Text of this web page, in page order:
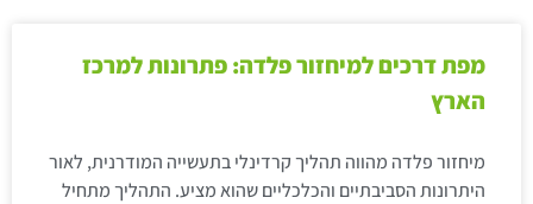
מפת דרכים למיחזור פלדה: פתרונות למרכז
הארץ
מיחזור פלדה מהווה תהליך קרדינלי בתעשייה המודרנית, לאור
היתרונות הסביבתיים והכלכליים שהוא מציע. התהליך מתחיל